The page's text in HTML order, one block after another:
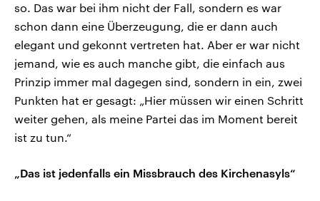
so. Das war bei ihm nicht der Fall, sondern es war
schon dann eine Überzeugung, die er dann auch
elegant und gekonnt vertreten hat. Aber er war nicht
jemand, wie es auch manche gibt, die einfach aus
Prinzip immer mal dagegen sind, sondern in ein, zwei
Punkten hat er gesagt: „Hier müssen wir einen Schritt
weiter gehen, als meine Partei das im Moment bereit
ist zu tun.“
„Das ist jedenfalls ein Missbrauch des Kirchenasyls“